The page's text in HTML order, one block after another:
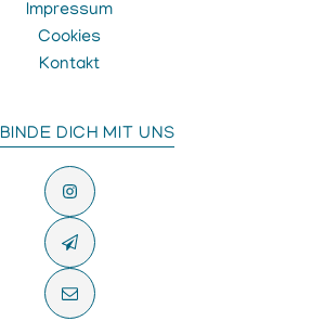
Impressum
Cookies
Kontakt
DICH MIT UNS